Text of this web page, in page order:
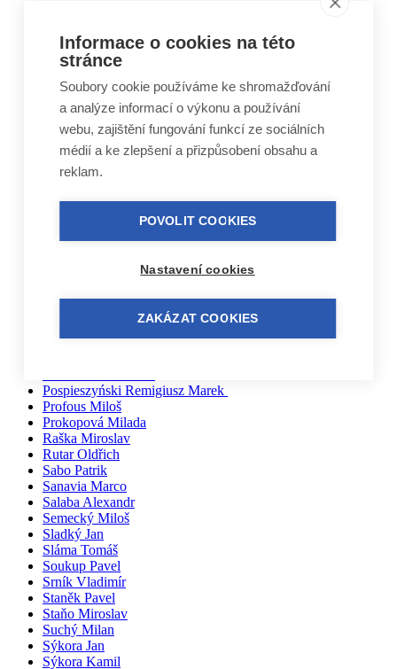
Mikulášek Josef
Mikuláštíková Petra
Mikyska Jan
Moravec Jiří
Mošna Josef
Nitra Josef
Nohel Marcel
Novák Jakub
Novák Luboš
Pačiska Michal
Palíkovi Irena a Martin
Pernička Břetislav
Piecuch Josef
Pospieszyński Remigiusz Marek
Profous Miloš
Prokopová Milada
Raška Miroslav
Rutar Oldřich
Sabo Patrik
Sanavia Marco
Salaba Alexandr
Semecký Miloš
Sladký Jan
Sláma Tomáš
Soukup Pavel
Srník Vladimír
Staněk Pavel
Staňo Miroslav
Suchý Milan
Sýkora Jan
Sýkora Kamil
Informace o cookies na této
stránce
Soubory cookie používáme ke shromažďování
a analýze informací o výkonu a používání
webu, zajištění fungování funkcí ze sociálních
médií a ke zlepšení a přizpůsobení obsahu a
reklam.
POVOLIT COOKIES
Nastavení cookies
ZAKÁZAT COOKIES